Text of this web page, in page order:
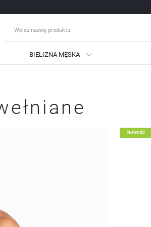
się
BIELIZNA MĘSKA
NOWOŚĆ